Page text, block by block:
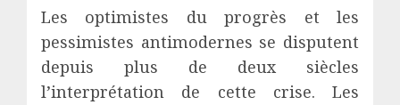
Les optimistes du progrès et les
pessimistes antimodernes se disputent
depuis plus de deux siècles
l’interprétation de cette crise. Les